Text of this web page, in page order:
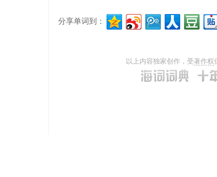
分享单词到：
以上内容独家创作，受著作权